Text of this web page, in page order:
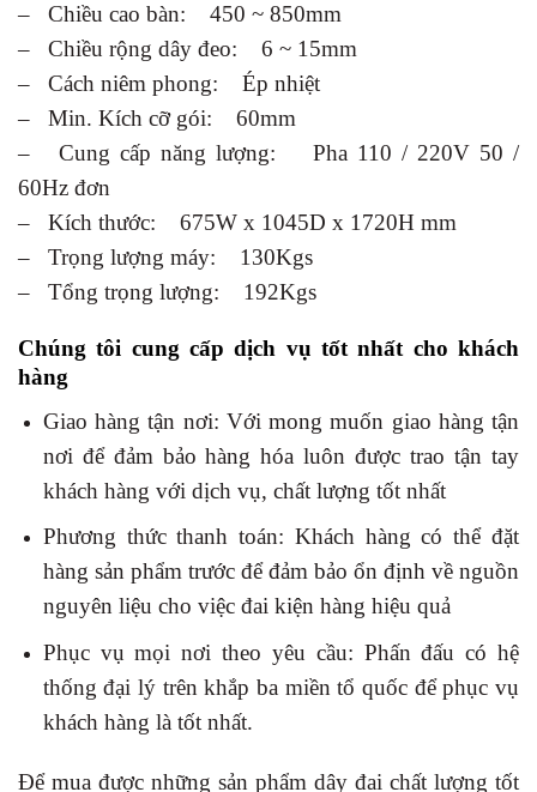
– Chiều cao bàn: 450 ~ 850mm
– Chiều rộng dây đeo: 6 ~ 15mm
– Cách niêm phong: Ép nhiệt
– Min. Kích cỡ gói: 60mm
– Cung cấp năng lượng: Pha 110 / 220V 50 /
60Hz đơn
– Kích thước: 675W x 1045D x 1720H mm
– Trọng lượng máy: 130Kgs
– Tổng trọng lượng: 192Kgs
Chúng tôi cung cấp dịch vụ tốt nhất cho khách
hàng
Giao hàng tận nơi: Với mong muốn giao hàng tận
nơi để đảm bảo hàng hóa luôn được trao tận tay
khách hàng với dịch vụ, chất lượng tốt nhất
Phương thức thanh toán: Khách hàng có thể đặt
hàng sản phẩm trước để đảm bảo ổn định về nguồn
nguyên liệu cho việc đai kiện hàng hiệu quả
Phục vụ mọi nơi theo yêu cầu: Phấn đấu có hệ
thống đại lý trên khắp ba miền tổ quốc để phục vụ
khách hàng là tốt nhất.
Để mua được những sản phẩm dây đai chất lượng tốt